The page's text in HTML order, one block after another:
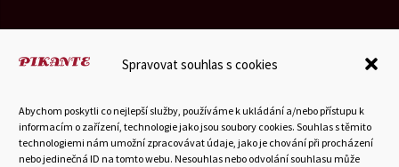
Spravovat souhlas s cookies
Abychom poskytli co nejlepší služby, používáme k ukládání a/nebo přístupu k
informacím o zařízení, technologie jako jsou soubory cookies. Souhlas s těmito
technologiemi nám umožní zpracovávat údaje, jako je chování při procházení
nebo jedinečná ID na tomto webu. Nesouhlas nebo odvolání souhlasu může
Můj účet•Všeobecné obchodní podmínky•Zprávy•